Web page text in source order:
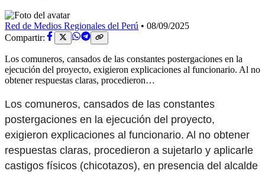
Red de Medios Regionales del Perú • 08/09/2025
Compartir:
Los comuneros, cansados de las constantes postergaciones en la
ejecución del proyecto, exigieron explicaciones al funcionario. Al no
obtener respuestas claras, procedieron…
Los comuneros, cansados de las constantes
postergaciones en la ejecución del proyecto,
exigieron explicaciones al funcionario. Al no obtener
respuestas claras, procedieron a sujetarlo y aplicarle
castigos físicos (chicotazos), en presencia del alcalde